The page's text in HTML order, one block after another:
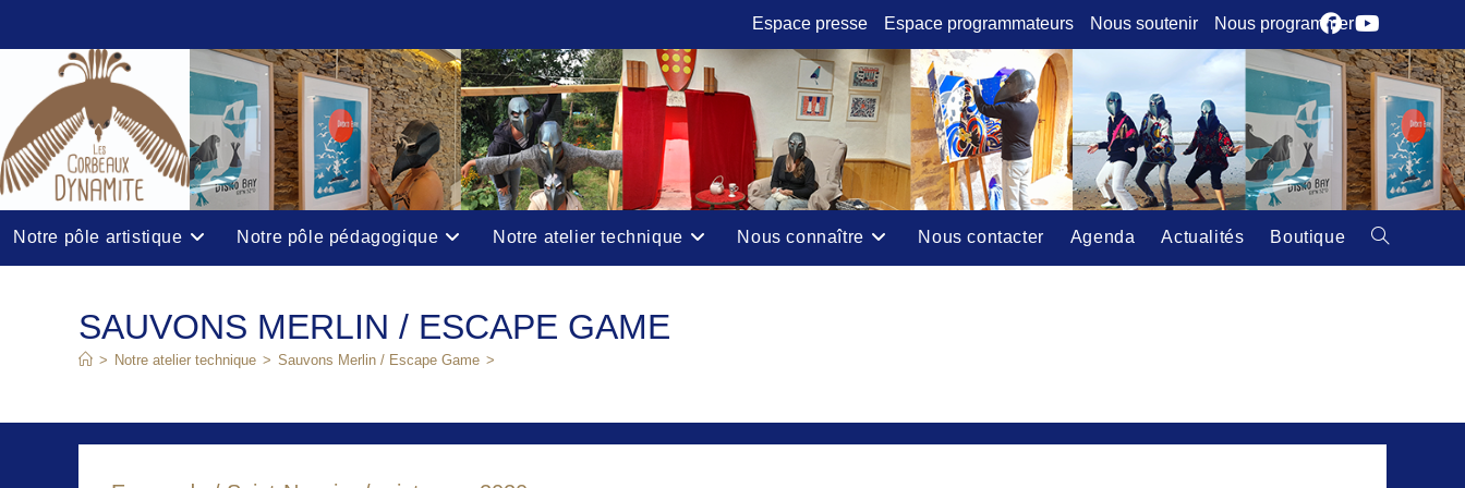
Espace presse Espace programmateurs Nous soutenir Nous programmer
Notre pôle artistique Notre pôle pédagogique Notre atelier technique Nous connaître Nous contacter Agenda Actualités Boutique Toggle
SAUVONS MERLIN / ESCAPE GAME
> Notre atelier technique > Sauvons Merlin / Escape Game >